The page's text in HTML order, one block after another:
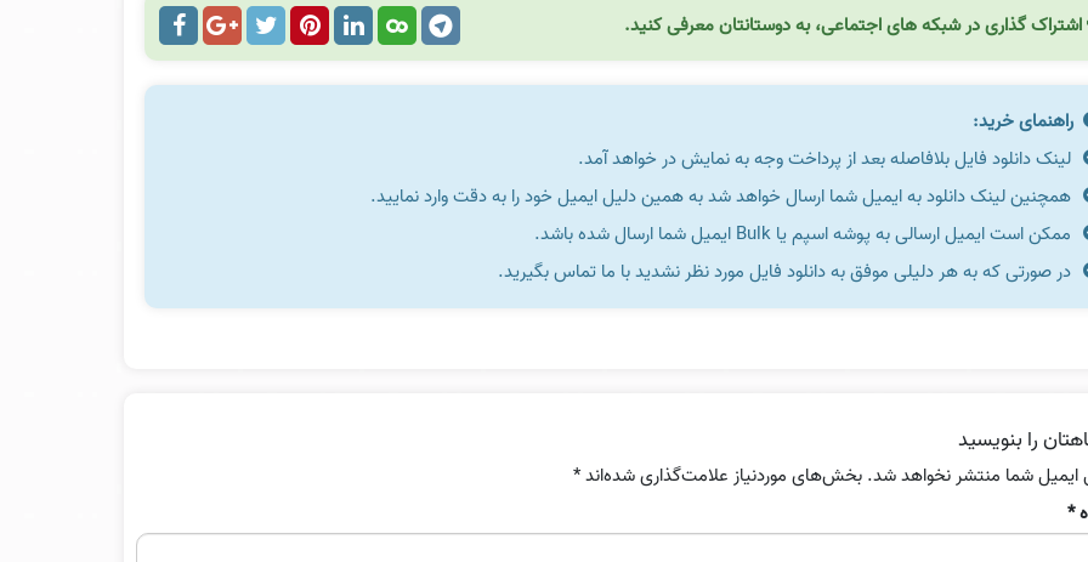
اشتراک گذاری در شبکه های اجتماعی، به دوستانتان معرفی کنید.
راهنمای خرید:
لینک دانلود فایل بلافاصله بعد از پرداخت وجه به نمایش در خواهد آمد.
همچنین لینک دانلود به ایمیل شما ارسال خواهد شد به همین دلیل ایمیل خود را به دقت وارد نمایید.
ممکن است ایمیل ارسالی به پوشه اسپم یا Bulk ایمیل شما ارسال شده باشد.
در صورتی که به هر دلیلی موفق به دانلود فایل مورد نظر نشدید با ما تماس بگیرید.
را بنویسید
ایمیل شما منتشر نخواهد شد. بخش‌های موردنیاز علامت‌گذاری شده‌اند*
*